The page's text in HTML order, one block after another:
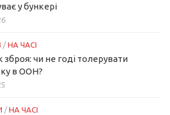
у бункері
/ НА ЧАСІ
зброя: чи не годі толерувати
в ООН?
/ НА ЧАСІ